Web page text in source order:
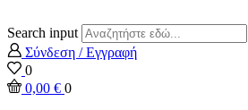
Search input
Σύνδεση / Εγγραφή
0
0,00 € 0